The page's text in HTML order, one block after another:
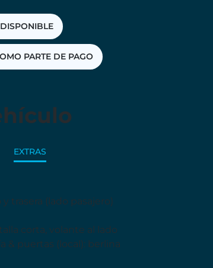
PARTE DE PAGO
trasera (lado pasajero)
corta, volante al lado
& puertas (local): berlina
EXTRAS